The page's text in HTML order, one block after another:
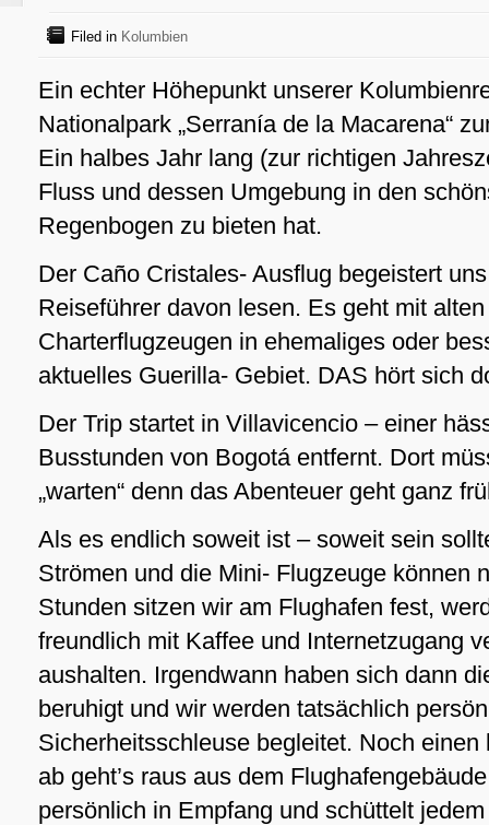
Filed in Kolumbien
Ein echter Höhepunkt unserer
Nationalpark „Serranía de la Macarena“
Ein halbes Jahr lang (zur richtigen
Fluss und dessen Umgebung in den
Regenbogen zu bieten hat.
Der Caño Cristales- Ausflug begeistert
Reiseführer davon lesen. Es geht mit
Charterflugzeugen in ehemaliges oder
aktuelles Guerilla- Gebiet. DAS hört sich
Der Trip startet in Villavicencio – einer
Busstunden von Bogotá entfernt. Dort
„warten“ denn das Abenteuer geht ganz
Als es endlich soweit ist – soweit sein
Strömen und die Mini- Flugzeuge können
Stunden sitzen wir am Flughafen fest,
freundlich mit Kaffee und Internetzugang
aushalten. Irgendwann haben sich dann
beruhigt und wir werden tatsächlich
Sicherheitsschleuse begleitet. Noch
ab geht’s raus aus dem
persönlich in Empfang und schüttelt